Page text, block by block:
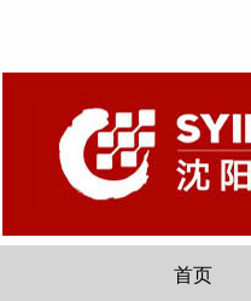
首页